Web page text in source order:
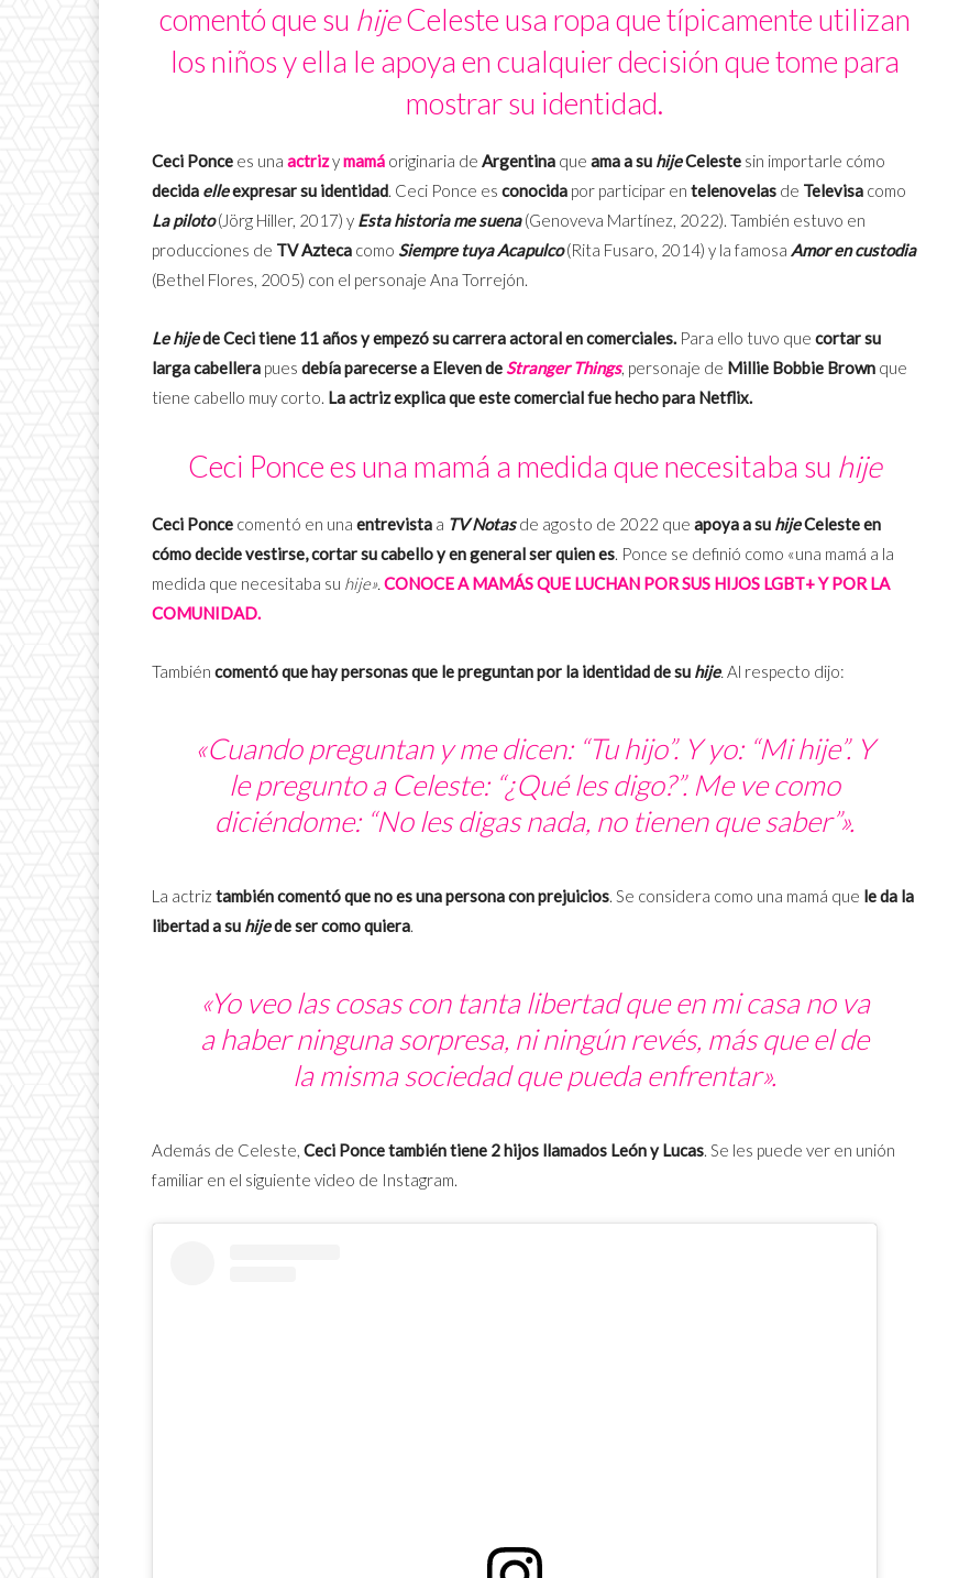
comentó que su hijeCeleste usa ropa que típicamente utilizan
los niños y ella le apoya en cualquier decisión que tome para
mostrar su identidad.
Ceci Ponce es una actrizymamá originaria de Argentina que ama a su hijeCeleste sin importarle cómo
decida elleexpresar su identidad. Ceci Ponce es conocida por participar en telenovelas de Televisa como
La piloto(Jörg Hiller, 2017) y Esta historia me suena(Genoveva Martínez, 2022). También estuvo en
producciones de TV Azteca como Siempre tuya Acapulco(Rita Fusaro, 2014) y la famosa Amor en custodia
(Bethel Flores, 2005) con el personaje Ana Torrejón.
Le hijede Ceci tiene 11 añosy empezó su carrera actoral en comerciales. Para ello tuvo que cortar su
larga cabellera pues debía parecerse a Eleven deStranger Things, personaje de Millie Bobbie Brown que
tiene cabello muy corto. La actriz explica que este comercial fue hecho para Netflix.
Ceci Ponce es una mamá a medida que necesitaba su hije
Ceci Ponce comentó en una entrevista a TV Notasde agosto de 2022 que apoya a su hijeCeleste en
cómo decide vestirse, cortar su cabello y en general ser quien es. Ponce se definió como «una mamá a la
medida que necesitaba su hije». CONOCE A MAMÁS QUE LUCHAN POR SUS HIJOS LGBT+ Y POR LA
COMUNIDAD.
También comentó que hay personas que le preguntan por la identidad de su hije. Al respecto dijo:
«Cuando preguntan y me dicen: “Tu hijo”. Y yo: “Mihije”.Y
le pregunto a Celeste: “¿Qué les digo?”. Me ve como
diciéndome: “No les digas nada, no tienen que saber”».
La actriztambién comentó que no es una persona con prejuicios. Se considera como una mamá que le da la
libertad a su hijede ser como quiera.
«Yo veo las cosas con tanta libertad que en mi casa no va
a haber ninguna sorpresa, ni ningún revés, más que el de
la misma sociedad que pueda enfrentar».
Además de Celeste, Ceci Ponce también tiene 2 hijos llamados León y Lucas. Se les puede ver en unión
familiar en el siguiente video de Instagram.